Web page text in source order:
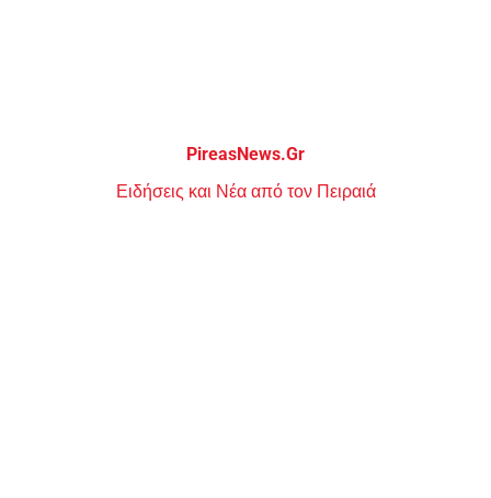
PireasNews.Gr
Ειδήσεις και Νέα από τον Πειραιά